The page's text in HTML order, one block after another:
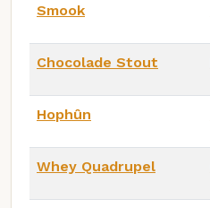
Smook
Chocolade Stout
Hophûn
Whey Quadrupel